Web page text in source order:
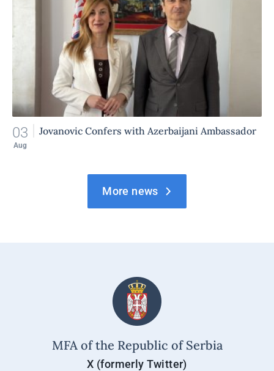
03
Aug
Jovanovic Confers with Azerbaijani Ambassador
More news
MFA of the Republic of Serbia
X (formerly Twitter)